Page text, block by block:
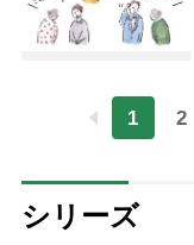
1 2
シリーズ